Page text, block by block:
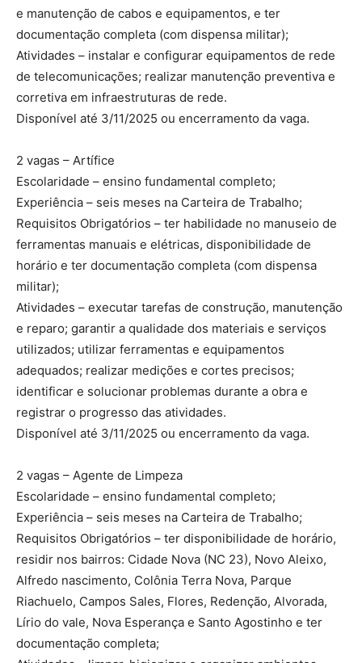
e manutenção de cabos e equipamentos, e ter
documentação completa (com dispensa militar);
Atividades – instalar e configurar equipamentos de rede
de telecomunicações; realizar manutenção preventiva e
corretiva em infraestruturas de rede.
Disponível até 3/11/2025 ou encerramento da vaga.
2 vagas – Artífice
Escolaridade – ensino fundamental completo;
Experiência – seis meses na Carteira de Trabalho;
Requisitos Obrigatórios – ter habilidade no manuseio de
ferramentas manuais e elétricas, disponibilidade de
horário e ter documentação completa (com dispensa
militar);
Atividades – executar tarefas de construção, manutenção
e reparo; garantir a qualidade dos materiais e serviços
utilizados; utilizar ferramentas e equipamentos
adequados; realizar medições e cortes precisos;
identificar e solucionar problemas durante a obra e
registrar o progresso das atividades.
Disponível até 3/11/2025 ou encerramento da vaga.
2 vagas – Agente de Limpeza
Escolaridade – ensino fundamental completo;
Experiência – seis meses na Carteira de Trabalho;
Requisitos Obrigatórios – ter disponibilidade de horário,
residir nos bairros: Cidade Nova (NC 23), Novo Aleixo,
Alfredo nascimento, Colônia Terra Nova, Parque
Riachuelo, Campos Sales, Flores, Redenção, Alvorada,
Lírio do vale, Nova Esperança e Santo Agostinho e ter
documentação completa;